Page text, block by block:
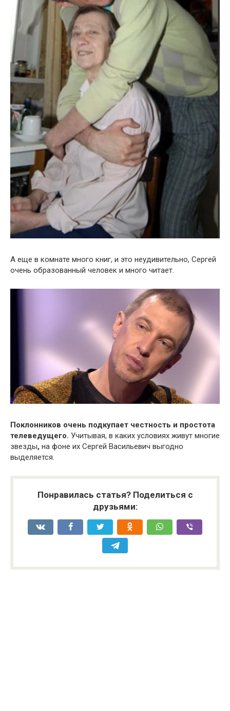
А еще в комнате много книг, и это неудивительно, Сергей
очень образованный человек и много читает.
Поклонников очень подкупает честность и простота
телеведущего. Учитывая, в каких условиях живут многие
звезды, на фоне их Сергей Васильевич выгодно
выделяется.
Понравилась статья? Поделиться с
друзьями: